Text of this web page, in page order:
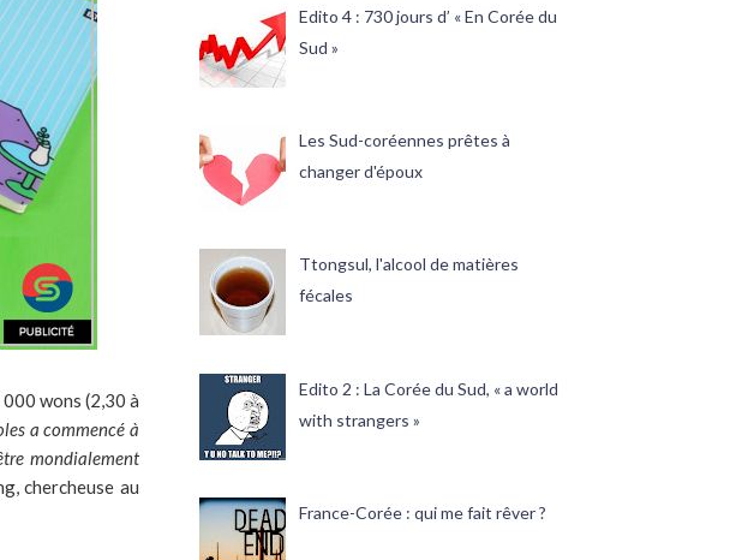
wons (2,30 à
a commencé à
mondialement
chercheuse au
Edito 4 : 730 jours d’ « En Corée du
Sud »
Les Sud-coréennes prêtes à
changer d'époux
Ttongsul, l'alcool de matières
fécales
Edito 2 : La Corée du Sud, « a world
with strangers »
France-Corée : qui me fait rêver ?